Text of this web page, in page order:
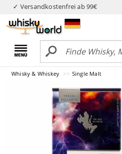
✓ Versandkostenfrei ab 99€
Whisky & Whiskey Single Malt